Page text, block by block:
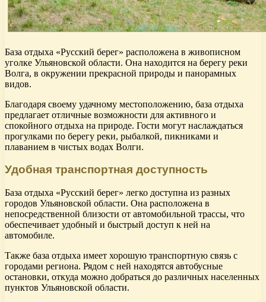
База отдыха «Русский берег» расположена в живописном
уголке Ульяновской области. Она находится на берегу реки
Волга, в окружении прекрасной природы и панорамных
видов.
Благодаря своему удачному местоположению, база отдыха
предлагает отличные возможности для активного и
спокойного отдыха на природе. Гости могут наслаждаться
прогулками по берегу реки, рыбалкой, пикниками и
плаванием в чистых водах Волги.
Удобная транспортная доступность
База отдыха «Русский берег» легко доступна из разных
городов Ульяновской области. Она расположена в
непосредственной близости от автомобильной трассы, что
обеспечивает удобный и быстрый доступ к ней на
автомобиле.
Также база отдыха имеет хорошую транспортную связь с
городами региона. Рядом с ней находятся автобусные
остановки, откуда можно добраться до различных населенных
пунктов Ульяновской области.